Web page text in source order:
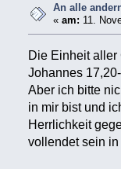
An alle
«am: 11.
Die Einheit aller
Johannes
Aber ich bitte
in mir bist und
Herrlichkeit
vollendet sein